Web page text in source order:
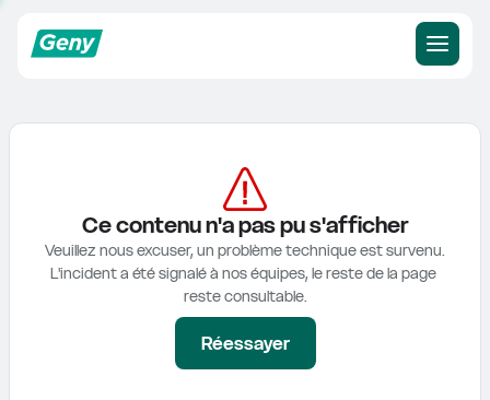
Ce contenu n'a pas pu s'afficher
Veuillez nous excuser, un problème technique est survenu.
L'incident a été signalé à nos équipes, le reste de la page
reste consultable.
Réessayer